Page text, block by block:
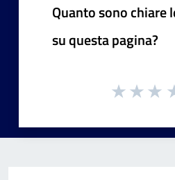
Quanto sono chiare
su questa pagina?